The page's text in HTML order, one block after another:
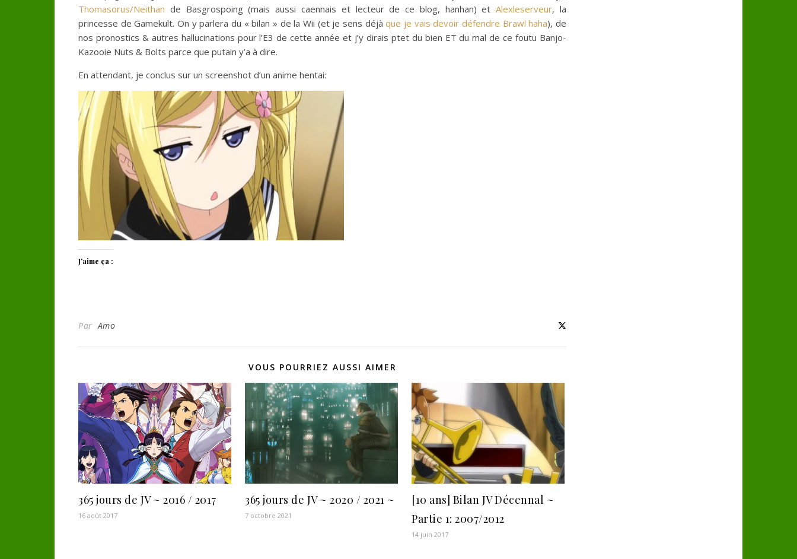
Thomasorus/Neithan de Basgrospoing (mais aussi caennais et lecteur de ce blog, hanhan) etAlexleserveur, la
princesse de Gamekult. On y parlera du « bilan » de la Wii (et je sens déjàque je vais devoir défendre Brawl haha), de
nos pronostics & autres hallucinations pour l’E3 de cette année et j’y dirais ptet du bien ET du mal de ce foutu Banjo-
Kazooie Nuts & Bolts parce que putain y’a à dire.
En attendant, je conclus sur un screenshot d’un anime hentai:
J’aime ça :
ParAmo
VOUS POURRIEZ AUSSI AIMER
365 jours de JV ~ 2016 / 2017
16 août 2017
365 jours de JV ~ 2020 / 2021 ~
7 octobre 2021
[10 ans] Bilan JV Décennal ~
Partie 1: 2007/2012
14 juin 2017